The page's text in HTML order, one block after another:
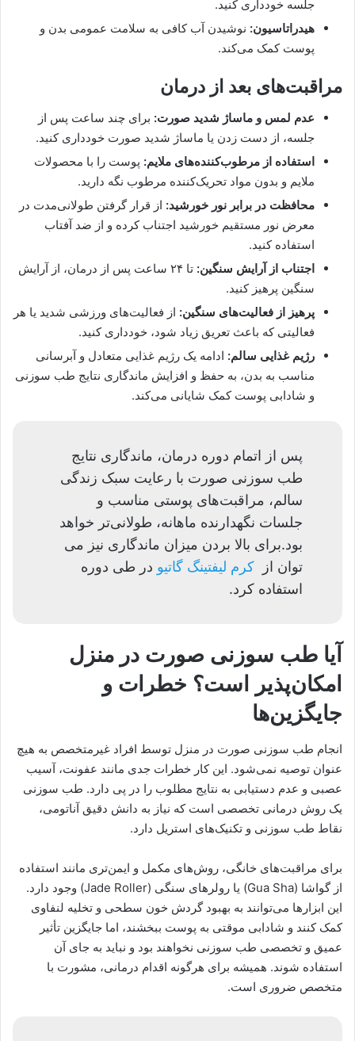
جلسه خودداری کنید.
هیدراتاسیون: نوشیدن آب کافی به سلامت عمومی بدن و
پوست کمک می‌کند.
مراقبت‌های بعد از درمان
عدم لمس و ماساژ شدید صورت: برای چند ساعت پس از
جلسه، از دست زدن یا ماساژ شدید صورت خودداری کنید.
استفاده از مرطوب‌کننده‌های ملایم: پوست را با محصولات
ملایم و بدون مواد تحریک‌کننده مرطوب نگه دارید.
محافظت در برابر نور خورشید: از قرار گرفتن طولانی‌مدت در
معرض نور مستقیم خورشید اجتناب کرده و از ضد آفتاب
استفاده کنید.
اجتناب از آرایش سنگین:
تا ۲۴ ساعت پس از درمان، از آرایش
سنگین پرهیز کنید.
پرهیز از فعالیت‌های سنگین: از فعالیت‌های ورزشی شدید یا هر
فعالیتی که باعث تعریق زیاد شود، خودداری کنید.
رژیم غذایی سالم: ادامه یک رژیم غذایی متعادل و آبرسانی
مناسب به بدن، به حفظ و افزایش ماندگاری نتایج طب سوزنی
و شادابی پوست کمک شایانی می‌کند.
پس از اتمام دوره درمان، ماندگاری نتایج
طب سوزنی صورت با رعایت سبک زندگی
سالم، مراقبت‌های پوستی مناسب و
جلسات نگهدارنده ماهانه، طولانی‌تر خواهد
بود.برای بالا بردن میزان ماندگاری نیز می
توان از کرم لیفتینگ گاتیو در طی دوره
استفاده کرد.
آیا طب سوزنی صورت در منزل
امکان‌پذیر است؟ خطرات و
جایگزین‌ها
انجام طب سوزنی صورت در منزل توسط افراد غیرمتخصص به هیچ
عنوان توصیه نمی‌شود. این کار خطرات جدی مانند عفونت، آسیب
عصبی و عدم دستیابی به نتایج مطلوب را در پی دارد. طب سوزنی
یک روش درمانی تخصصی است که نیاز به دانش دقیق آناتومی،
نقاط طب سوزنی و تکنیک‌های استریل دارد.
برای مراقبت‌های خانگی، روش‌های مکمل و ایمن‌تری مانند استفاده
از گواشا (Gua Sha) یا رولرهای سنگی (Jade Roller) وجود دارد.
این ابزارها می‌توانند به بهبود گردش خون سطحی و تخلیه لنفاوی
کمک کنند و شادابی موقتی به پوست ببخشند، اما جایگزین تأثیر
عمیق و تخصصی طب سوزنی نخواهند بود و نباید به جای آن
استفاده شوند. همیشه برای هرگونه اقدام درمانی، مشورت با
متخصص ضروری است.